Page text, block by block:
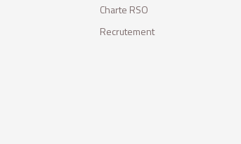
Charte RSO
Recrutement